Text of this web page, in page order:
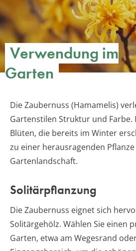
Verwendung im
Garten
Die Zaubernuss (Hamamelis)
Gartenstilen Struktur und Farbe.
Blüten, die bereits im Winter
zu einer herausragenden
Gartenlandschaft.
Solitärpflanzung
Die Zaubernuss eignet sich
Solitärgehölz. Wählen Sie einen
Garten, etwa am Wegesrand